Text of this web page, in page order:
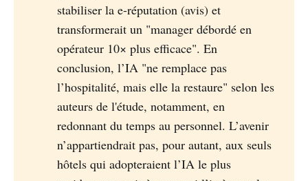
stabiliser la e-réputation (avis) et
transformerait un "manager débordé en
opérateur 10× plus efficace". En
conclusion, l’IA "ne remplace pas
l’hospitalité, mais elle la restaure" selon les
auteurs de l'étude, notamment, en
redonnant du temps au personnel. L’avenir
n’appartiendrait pas, pour autant, aux seuls
hôtels qui adopteraient l’IA le plus